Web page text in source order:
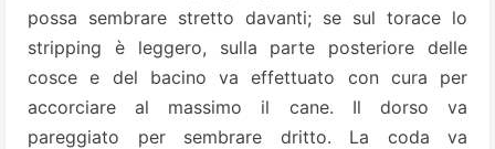
possa sembrare stretto davanti; se sul torace lo
stripping è leggero, sulla parte posteriore delle
cosce e del bacino va effettuato con cura per
accorciare al massimo il cane. Il dorso va
pareggiato per sembrare dritto. La coda va